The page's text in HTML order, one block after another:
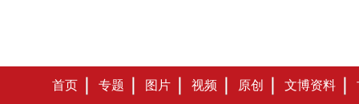
首页 专题 图片 视频 原创 文博资料